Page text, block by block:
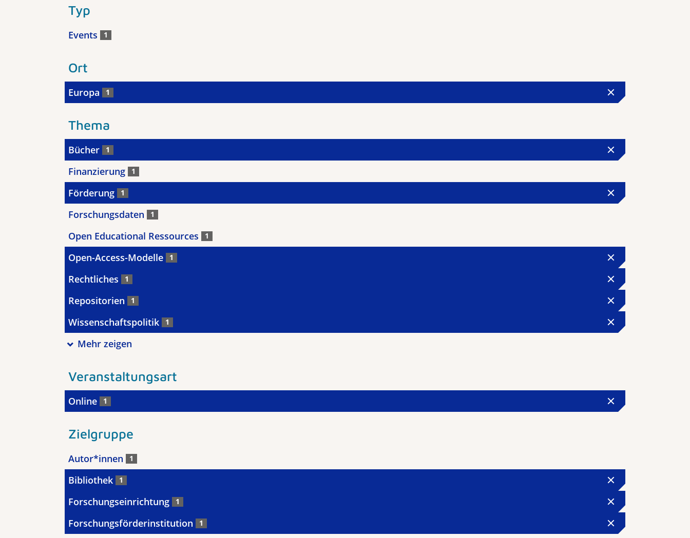
Typ
Events 1
Ort
Europa 1
Thema
Bücher 1
Finanzierung 1
Förderung 1
Forschungsdaten 1
Open Educational Ressources 1
Open-Access-Modelle 1
Rechtliches 1
Repositorien 1
Wissenschaftspolitik 1
Mehr zeigen
Veranstaltungsart
Online 1
Zielgruppe
Autor*innen 1
Bibliothek 1
Forschungseinrichtung 1
Forschungsförderinstitution 1